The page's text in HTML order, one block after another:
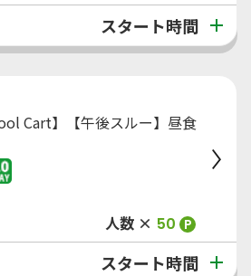
スタート時間
Cart】【午後スルー】昼食
人数 × 50 P
スタート時間